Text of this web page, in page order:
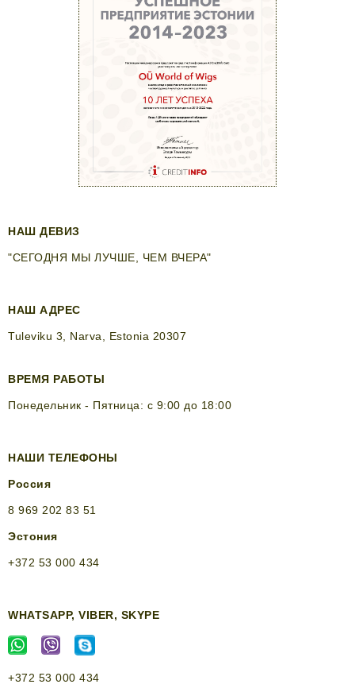
НАШ ДЕВИЗ
"СЕГОДНЯ МЫ ЛУЧШЕ, ЧЕМ ВЧЕРА"
НАШ АДРЕС
Tuleviku 3, Narva, Estonia 20307
ВРЕМЯ РАБОТЫ
Понедельник - Пятница: с 9:00 до 18:00
НАШИ ТЕЛЕФОНЫ
Россия
8 969 202 83 51
Эстония
+372 53 000 434
WHATSAPP, VIBER, SKYPE
+372 53 000 434